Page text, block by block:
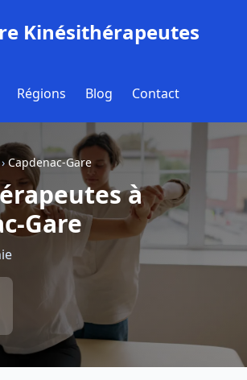
Kinésithérapeutes
Régions Blog Contact
›Capdenac-Gare
à
Gare